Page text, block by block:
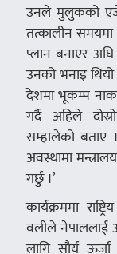
उनले मुलुकको
तत्कालीन
प्लान बनाएर
उनको भनाइ
देशमा भूकम्प
गर्दै अहिले
सम्हालेको बताए
अवस्थामा
गर्छु ।’
कार्यक्रममा
वलीले नेपाललाई
लागि सौर्य